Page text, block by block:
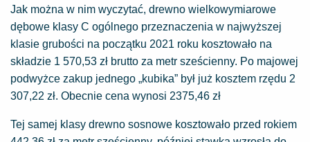
Jak można w nim wyczytać, drewno wielkowymiarowe
dębowe klasy C ogólnego przeznaczenia w najwyższej
klasie grubości na początku 2021 roku kosztowało na
składzie 1 570,53 zł brutto za metr sześcienny. Po majowej
podwyżce zakup jednego „kubika” był już kosztem rzędu 2
307,22 zł. Obecnie cena wynosi 2375,46 zł
Tej samej klasy drewno sosnowe kosztowało przed rokiem